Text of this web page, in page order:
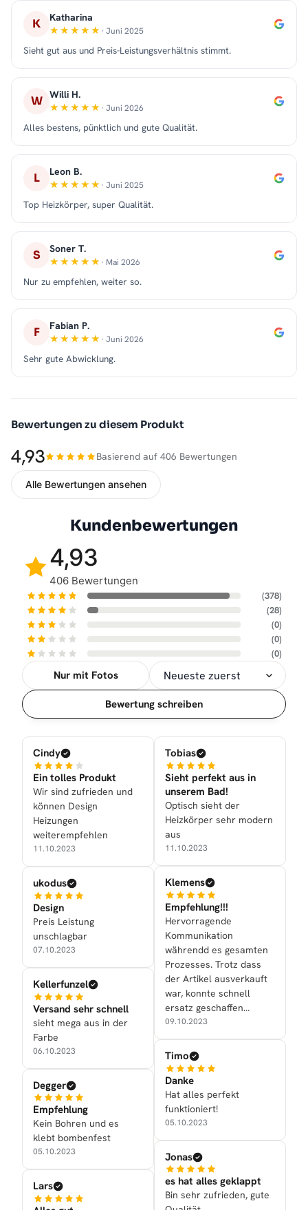
K Katharina
· Juni 2025
Sieht gut aus und Preis-Leistungsverhältnis stimmt.
W Willi H.
· Juni 2026
Alles bestens, pünktlich und gute Qualität.
L Leon B.
· Juni 2025
Top Heizkörper, super Qualität.
S Soner T.
· Mai 2026
Nur zu empfehlen, weiter so.
F Fabian P.
· Juni 2026
Sehr gute Abwicklung.
Bewertungen zu diesem Produkt
4,93 Basierend auf 406 Bewertungen
Alle Bewertungen ansehen
Kundenbewertungen
4,93
406 Bewertungen
(378)
(28)
(0)
(0)
(0)
Nur mit Fotos
Sortierung
Bewertung schreiben
Cindy
Ein tolles Produkt
Wir sind zufrieden und
können Design
Heizungen
weiterempfehlen
11.10.2023
ukodus
Design
Preis Leistung
unschlagbar
07.10.2023
Kellerfunzel
Versand sehr schnell
sieht mega aus in der
Farbe
06.10.2023
Degger
Empfehlung
Kein Bohren und es
klebt bombenfest
05.10.2023
Lars
Tobias
Sieht perfekt aus in
unserem Bad!
Optisch sieht der
Heizkörper sehr modern
aus
11.10.2023
Klemens
Empfehlung!!!
Hervorragende
Kommunikation
währendd es gesamten
Prozesses. Trotz dass
der Artikel ausverkauft
war, konnte schnell
ersatz geschaffen
werden!
09.10.2023
Timo
Danke
Hat alles perfekt
funktioniert!
05.10.2023
Jonas
es hat alles geklappt
Bin sehr zufrieden, gute